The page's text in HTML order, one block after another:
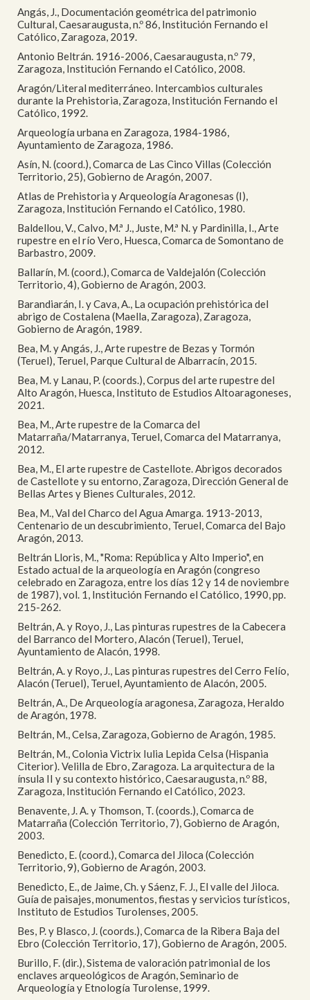
Angás, J., Documentación geométrica del patrimonio
Cultural, Caesaraugusta, n.º 86, Institución Fernando el
Católico, Zaragoza, 2019.
Antonio Beltrán. 1916-2006, Caesaraugusta, n.º 79,
Zaragoza, Institución Fernando el Católico, 2008.
Aragón/Literal mediterráneo. Intercambios culturales
durante la Prehistoria, Zaragoza, Institución Fernando el
Católico, 1992.
Arqueología urbana en Zaragoza, 1984-1986,
Ayuntamiento de Zaragoza, 1986.
Asín, N. (coord.), Comarca de Las Cinco Villas (Colección
Territorio, 25), Gobierno de Aragón, 2007.
Atlas de Prehistoria y Arqueología Aragonesas (I),
Zaragoza, Institución Fernando el Católico, 1980.
Baldellou, V., Calvo, M.ª J., Juste, M.ª N. y Pardinilla, I., Arte
rupestre en el río Vero, Huesca, Comarca de Somontano de
Barbastro, 2009.
Ballarín, M. (coord.), Comarca de Valdejalón (Colección
Territorio, 4), Gobierno de Aragón, 2003.
Barandiarán, I. y Cava, A., La ocupación prehistórica del
abrigo de Costalena (Maella, Zaragoza), Zaragoza,
Gobierno de Aragón, 1989.
Bea, M. y Angás, J., Arte rupestre de Bezas y Tormón
(Teruel), Teruel, Parque Cultural de Albarracín, 2015.
Bea, M. y Lanau, P. (coords.), Corpus del arte rupestre del
Alto Aragón, Huesca, Instituto de Estudios Altoaragoneses,
2021.
Bea, M., Arte rupestre de la Comarca del
Matarraña/Matarranya, Teruel, Comarca del Matarranya,
2012.
Bea, M., El arte rupestre de Castellote. Abrigos decorados
de Castellote y su entorno, Zaragoza, Dirección General de
Bellas Artes y Bienes Culturales, 2012.
Bea, M., Val del Charco del Agua Amarga. 1913-2013,
Centenario de un descubrimiento, Teruel, Comarca del Bajo
Aragón, 2013.
Beltrán Lloris, M., "Roma: República y Alto Imperio", en
Estado actual de la arqueología en Aragón (congreso
celebrado en Zaragoza, entre los días 12 y 14 de noviembre
de 1987), vol. 1, Institución Fernando el Católico, 1990, pp.
215-262.
Beltrán, A. y Royo, J., Las pinturas rupestres de la Cabecera
del Barranco del Mortero, Alacón (Teruel), Teruel,
Ayuntamiento de Alacón, 1998.
Beltrán, A. y Royo, J., Las pinturas rupestres del Cerro Felío,
Alacón (Teruel), Teruel, Ayuntamiento de Alacón, 2005.
Beltrán, A., De Arqueología aragonesa, Zaragoza, Heraldo
de Aragón, 1978.
Beltrán, M., Celsa, Zaragoza, Gobierno de Aragón, 1985.
Beltrán, M., Colonia Victrix Iulia Lepida Celsa (Hispania
Citerior). Velilla de Ebro, Zaragoza. La arquitectura de la
ínsula II y su contexto histórico, Caesaraugusta, n.º 88,
Zaragoza, Institución Fernando el Católico, 2023.
Benavente, J. A. y Thomson, T. (coords.), Comarca de
Matarraña (Colección Territorio, 7), Gobierno de Aragón,
2003.
Benedicto, E. (coord.), Comarca del Jiloca (Colección
Territorio, 9), Gobierno de Aragón, 2003.
Benedicto, E., de Jaime, Ch. y Sáenz, F. J., El valle del Jiloca.
Guía de paisajes, monumentos, fiestas y servicios turísticos,
Instituto de Estudios Turolenses, 2005.
Bes, P. y Blasco, J. (coords.), Comarca de la Ribera Baja del
Ebro (Colección Territorio, 17), Gobierno de Aragón, 2005.
Burillo, F. (dir.), Sistema de valoración patrimonial de los
enclaves arqueológicos de Aragón, Seminario de
Arqueología y Etnología Turolense, 1999.